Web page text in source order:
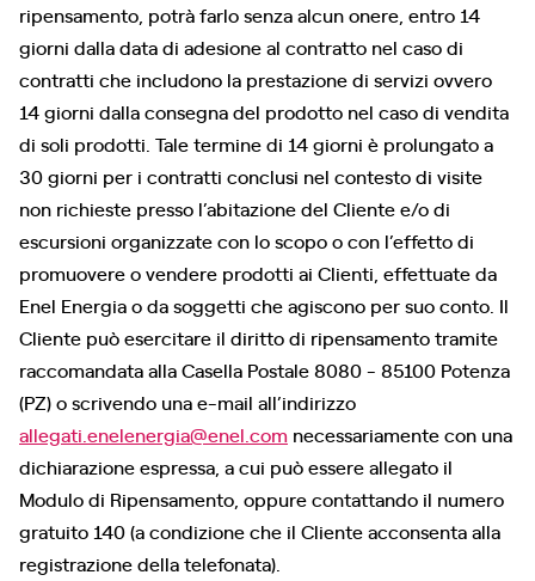
ripensamento, potrà farlo senza alcun onere, entro 14
giorni dalla data di adesione al contratto nel caso di
contratti che includono la prestazione di servizi ovvero
14 giorni dalla consegna del prodotto nel caso di vendita
di soli prodotti. Tale termine di 14 giorni è prolungato a
30 giorni per i contratti conclusi nel contesto di visite
non richieste presso l’abitazione del Cliente e/o di
escursioni organizzate con lo scopo o con l’effetto di
promuovere o vendere prodotti ai Clienti, effettuate da
Enel Energia o da soggetti che agiscono per suo conto. Il
Cliente può esercitare il diritto di ripensamento tramite
raccomandata alla Casella Postale 8080 - 85100 Potenza
(PZ) o scrivendo una e-mail all’indirizzo
allegati.enelenergia@enel.com necessariamente con una
dichiarazione espressa, a cui può essere allegato il
Modulo di Ripensamento, oppure contattando il numero
gratuito 140 (a condizione che il Cliente acconsenta alla
registrazione della telefonata).